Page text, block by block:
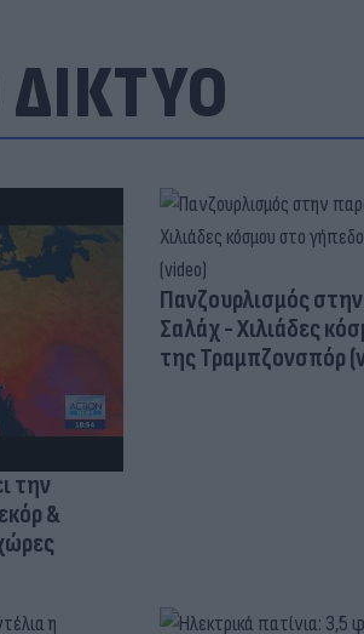
την
&
Πανζουρλισμός
Σαλάχ - Χιλιάδες
της Τραμπζονσπόρ